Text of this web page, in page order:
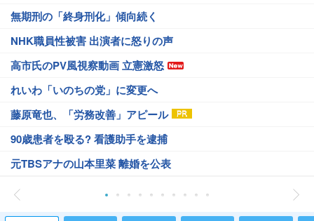
無期刑の「終身刑化」傾向続く
NHK職員性被害 出演者に怒りの声
高市氏のPV風視察動画 立憲激怒
れいわ「いのちの党」に変更へ
藤原竜也、「労務改善」アピール
90歳患者を殴る? 看護助手を逮捕
元TBSアナの山本里菜 離婚を公表